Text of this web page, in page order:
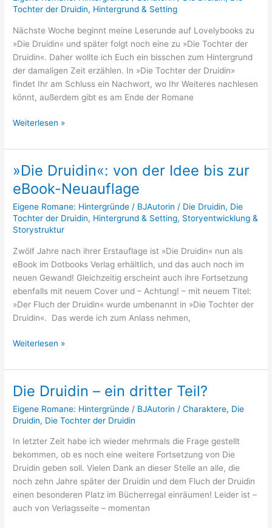
Tochter der Druidin, Hintergrund & Setting
Nächste Woche beginnt meine Leserunde auf Lovelybooks zu
»Die Druidin« und später folgt noch eine zu »Die Tochter der
Druidin«. Daher wollte ich Euch ein bisschen zum Hintergrund
der damaligen Zeit erzählen. In »Die Tochter der Druidin»
findet Ihr am Schluss ein Nachwort, wo Ihr Weiteres nachlesen
könnt, außerdem gibt es am Ende der Romane
der
Die
Kelten
Weiterlesen »
»Die Druidin«: von der Idee bis zur
eBook-Neuauflage
Eigene Romane: Hintergründe / BJAutorin / Die Druidin, Die
Tochter der Druidin, Hintergrund & Setting, Storyentwicklung &
Storystruktur
Zwölf Jahre nach ihrer Erstauflage ist »Die Druidin« nun als
eBook im Dotbooks Verlag erhältlich, und das auch noch im
neuen Gewand! Gleichzeitig erscheint auch ihre Fortsetzung
ebenfalls mit neuem Cover und – Achtung! – mit neuem Titel:
»Der Fluch der Druidin« wurde umbenannt in »Die Tochter der
Druidin«. Das werde ich zum Anlass nehmen,
»Die
Druidin«:
von
der
Idee
bis
zur
eBook-
Neuauflage
Weiterlesen »
Die Druidin – ein dritter Teil?
Eigene Romane: Hintergründe / BJAutorin /Charaktere, Die
Druidin, Die Tochter der Druidin
In letzter Zeit habe ich wieder mehrmals die Frage gestellt
bekommen, ob es noch eine weitere Fortsetzung von Die
Druidin geben soll. Vielen Dank an dieser Stelle an alle, die
noch zehn Jahre später der Druidin und dem Fluch der Druidin
einen besonderen Platz im Bücherregal einräumen! Leider ist –
auch von Verlagsseite – momentan
Die
–
dritter
Teil?